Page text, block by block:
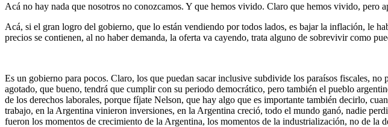
Acá no hay nada que nosotros no conozcamos. Y que hemos vivido. Claro que hemos vivido, pero
Acá, si el gran logro del gobierno, que lo están vendiendo por todos lados, es bajar la inflación, le
precios se contienen, al no haber demanda, la oferta va cayendo, trata alguno de sobrevivir como
Es un gobierno para pocos. Claro, los que puedan sacar inclusive subdivide los paraísos fiscales,
agotado, que bueno, tendrá que cumplir con su periodo democrático, pero también el pueblo
de los derechos laborales, porque fíjate Nelson, que hay algo que es importante también decirlo,
trabajo, en la Argentina vinieron inversiones, en la Argentina creció, todo el mundo ganó, nadie
fueron los momentos de crecimiento de la Argentina, los momentos de la industrialización, no de la